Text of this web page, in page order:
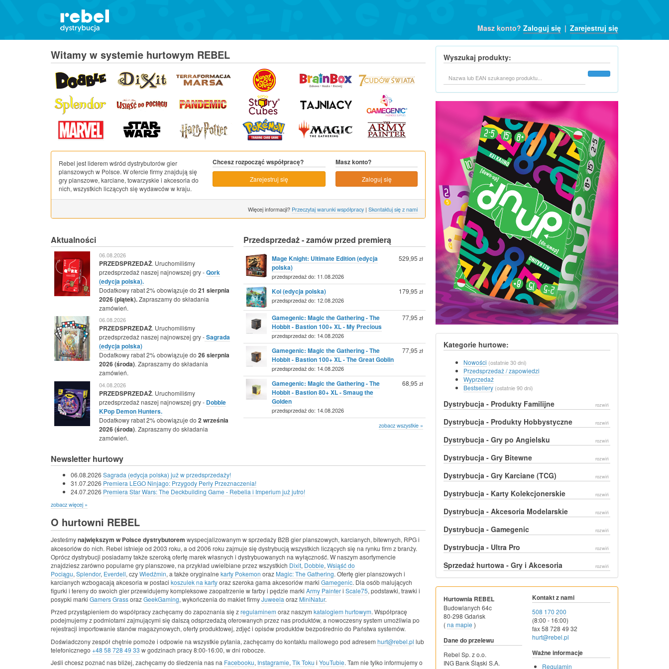
Masz konto? Zaloguj się | Zarejestruj się
Witamy w systemie hurtowym REBEL
Rebel jest liderem wśród dystrybutorów gier
planszowych w Polsce. W ofercie firmy znajdują się
gry planszowe, karciane, towarzyskie i akcesoria do
nich, wszystkich liczących się wydawców w kraju.
Chcesz rozpocząć współpracę?
Zarejestruj się
Masz konto?
Zaloguj się
Więcej informacji? Przeczytaj warunki współpracy |Skontaktuj się z nami
Aktualności
06.08.2026
PRZEDSPRZEDAŻ. Uruchomiliśmy
przedsprzedaż naszej najnowszej gry -Qork
(edycja polska).
Dodatkowy rabat 2% obowiązuje do 21 sierpnia
2026 (piątek).Zapraszamy do składania
zamówień.
06.08.2026
PRZEDSPRZEDAŻ. Uruchomiliśmy
przedsprzedaż naszej najnowszej gry -Sagrada
(edycja polska)
Dodatkowy rabat 2% obowiązuje do 26 sierpnia
2026 (środa). Zapraszamy do składania
zamówień.
04.08.2026
PRZEDSPRZEDAŻ. Uruchomiliśmy
przedsprzedaż naszej najnowszej gry - Dobble
KPop Demon Hunters.
Dodatkowy rabat 2% obowiązuje do 2 września
2026 (środa). Zapraszamy do składania
zamówień.
Przedsprzedaż - zamów przed premierą
Mage Knight: Ultimate Edition (edycja
polska)
przedsprzedaż do: 11.08.2026
529,95 zł
Koi (edycja polska)
przedsprzedaż do: 12.08.2026
179,95 zł
Gamegenic: Magic the Gathering - The
Hobbit - Bastion 100+ XL - My Precious
przedsprzedaż do: 14.08.2026
77,95 zł
Gamegenic: Magic the Gathering - The
Hobbit - Bastion 100+ XL - The Great Goblin
przedsprzedaż do: 14.08.2026
77,95 zł
Gamegenic: Magic the Gathering - The
Hobbit - Bastion 80+ XL - Smaug the
Golden
przedsprzedaż do: 14.08.2026
68,95 zł
zobacz wszystkie »
Newsletter hurtowy
06.08.2026 Sagrada (edycja polska) już w przedsprzedaży!
31.07.2026 Premiera LEGO Ninjago: Przygody Perły Przeznaczenia!
24.07.2026 Premiera Star Wars: The Deckbuilding Game - Rebelia i Imperium już jutro!
zobacz więcej »
O hurtowni REBEL
Jesteśmynajwiększym w Polsce dystrybutorem wyspecjalizowanym w sprzedaży B2B gier planszowych, karcianych, bitewnych, RPG i
akcesoriów do nich. Rebel istnieje od 2003 roku, a od 2006 roku zajmuje się dystrybucją wszystkich liczących się na rynku firm z branży.
Oprócz dystrybucji posiadamy także szeroką ofertę marek własnych i dystrybuowanych na wyłączność. W naszym asortymencie
znajdziesz zarówno popularne gry planszowe, na przykład uwielbiane przez wszystkich Dixit, Dobble, Wsiąść do
Pociągu, Splendor, Everdell, czyWiedźmin, a także oryginalne karty Pokemon oraz Magic: The Gathering. Ofertę gier planszowych i
karcianych wzbogacają akcesoria w postaci koszulek na kartyoraz szeroka gama akcesoriów marki Gamegenic. Dla osób malujących
figurki i tereny do swoich gier przewidujemy kompleksowe zaopatrzenie w farby i pędzle marki Army Painteri Scale75, podstawki, trawki i
posypki marki Gamers GrassorazGeekGaming, wykończenia do makiet firmyJuweela oraz MiniNatur.
Przed przystąpieniem do współpracy zachęcamy do zapoznania się zregulaminem oraz naszym katalogiem hurtowym. Współpracę
podejmujemy z podmiotami zajmującymi się dalszą odsprzedażą oferowanych przez nas produktów, a nowoczesny system umożliwia po
rejestracji importowanie stanów magazynowych, oferty produktowej, zdjęć i opisów produktów bezpośrednio do Państwa systemów.
Doświadczony zespół chętnie pomoże i odpowie na wszystkie pytania, zachęcamy do kontaktu mailowego pod adresem hurt@rebel.pl lub
telefonicznego +48 58 728 49 33 w godzinach pracy 8:00-16:00, w dni robocze.
Jeśli chcesz poznać nas bliżej, zachęcamy do śledzenia nas na Facebooku, Instagramie, Tik Toku i YouTubie. Tam nie tylko informujemy o
Wyszukaj produkty:
Kategorie hurtowe:
Nowości (ostatnie 30 dni)
Przedsprzedaż / zapowiedzi
Wyprzedaż
Bestsellery (ostatnie 90 dni)
Dystrybucja - Produkty Familijne rozwiń
Dystrybucja - Produkty Hobbystyczne rozwiń
Dystrybucja - Gry po Angielsku rozwiń
Dystrybucja - Gry Bitewne rozwiń
Dystrybucja - Gry Karciane (TCG) rozwiń
Dystrybucja - Karty Kolekcjonerskie rozwiń
Dystrybucja - Akcesoria Modelarskie rozwiń
Dystrybucja - Gamegenic rozwiń
Dystrybucja - Ultra Pro rozwiń
Sprzedaż hurtowa - Gry i Akcesoria rozwiń
Hurtownia REBEL
Budowlanych 64c
80-298 Gdańsk
(na mapie )
Dane do przelewu
Rebel Sp. z o.o.
ING Bank Śląski S.A.
Kontakt z nami
508 170 200
(8:00 - 16:00)
fax 58 728 49 32
hurt@rebel.pl
Ważne informacje
Regulamin